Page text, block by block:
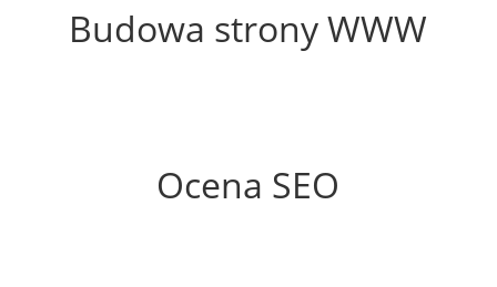
Budowa strony WWW
Ocena SEO